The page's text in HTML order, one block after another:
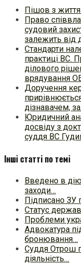
Пішов з
Право
судовий
залежить від
Стандарти
практиці ВC.
ділового
врядування
Доручення
дізнавачем,
Юридичний
досвіду з
суддя ВС
Інші статті по темі
Введено в
заходи…
Підписано ЗУ
Статус
Проблеми
Адвокатура
бронювання…
Суддя Отрош
діяльність…